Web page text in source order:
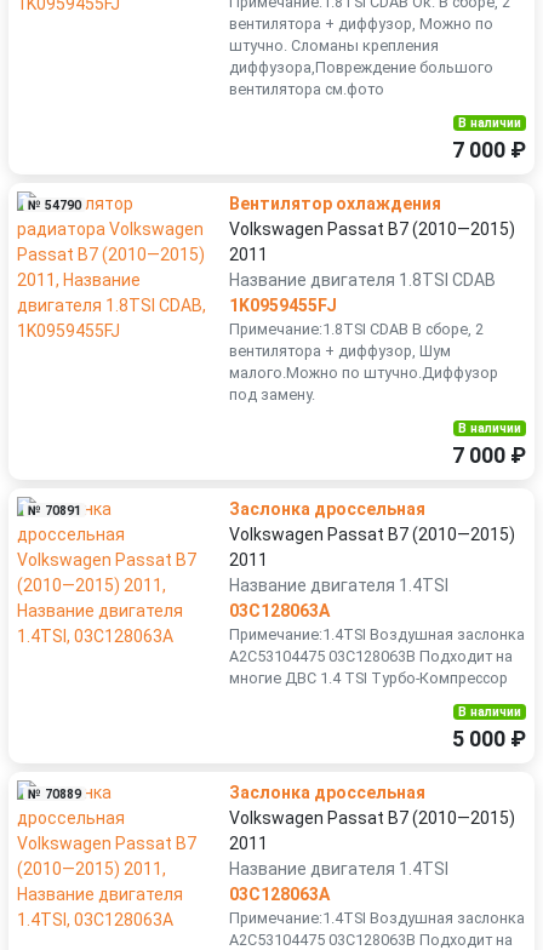
вентилятора + диффузор, Можно по
штучно. Сломаны крепления
диффузора,Повреждение большого
вентилятора см.фото
В наличии
7 000 ₽
№ 54790
Вентилятор охлаждения
Volkswagen Passat B7 (2010—2015)
2011
Название двигателя 1.8TSI CDAB
1K0959455FJ
Примечание:1.8TSI CDAB В сборе, 2
вентилятора + диффузор, Шум
малого.Можно по штучно.Диффузор
под замену.
В наличии
7 000 ₽
№ 70891
Заслонка дроссельная
Volkswagen Passat B7 (2010—2015)
2011
Название двигателя 1.4TSI
03C128063A
Примечание:1.4TSI Воздушная заслонка
A2C53104475 03C128063B Подходит на
многие ДВС 1.4 TSI Турбо-Компрессор
В наличии
5 000 ₽
№ 70889
Заслонка дроссельная
Volkswagen Passat B7 (2010—2015)
2011
Название двигателя 1.4TSI
03C128063A
Примечание:1.4TSI Воздушная заслонка
A2C53104475 03C128063B Подходит на